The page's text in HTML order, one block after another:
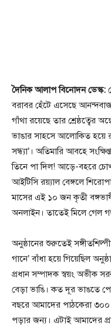
দৈনিক আলাপ বিনোদন ডেস্ক:
বরাবর হেঁটে এসেছে
গাঁথা রয়েছে তার শ্রেষ্ঠত্বের
ভাঙার সাহসে আলোকিত হয়ে
সন্ধ্যা’। অতিমারি আবহে
তিনে পা দিল! আড়ে-বহরে চোখ
আইটিসি রয়্যাল বেঙ্গলে
মাসের এই ১০ জন কৃতী
অনলাইন। তাতেই মিলে গেল
অনুষ্ঠানের শুরুতেই
গানে’ বাঁধা হয়ে গিয়েছিল
প্রধান সম্পাদক স্বয়ং অভীক
বেড়া ভাঙি। কত দূর ভাঙতে
বছরে আমাদের পাঠকেরা ৩০০
পড়ার জন্য। এটাই আমাদের